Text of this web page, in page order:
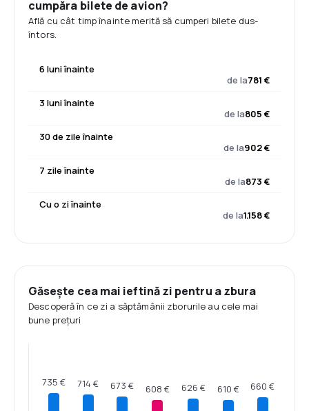
cumpăra bilete de avion?
Află cu cât timp înainte merită să cumperi bilete dus-
întors.
6 luni înainte
de la781 €
3 luni înainte
de la805 €
30 de zile înainte
de la902 €
7 zile înainte
de la873 €
Cu o zi înainte
de la1.158 €
Găsește cea mai ieftină zi pentru a zbura
Descoperă în ce zi a săptămânii zborurile au cele mai
bune prețuri
735 € 714 € 673 € 608 € 626 € 610 € 660 €